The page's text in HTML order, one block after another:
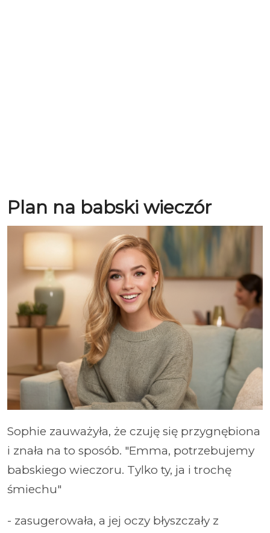
Plan na babski wieczór
Sophie zauważyła, że czuję się przygnębiona
i znała na to sposób. "Emma, potrzebujemy
babskiego wieczoru. Tylko ty, ja i trochę
śmiechu"
- zasugerowała, a jej oczy błyszczały z